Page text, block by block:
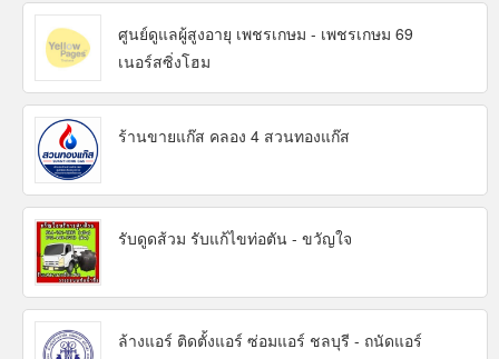
ศูนย์ดูแลผู้สูงอายุ เพชรเกษม - เพชรเกษม 69
เนอร์สซิ่งโฮม
ร้านขายแก๊ส คลอง 4 สวนทองแก๊ส
รับดูดส้วม รับแก้ไขท่อตัน - ขวัญใจ
ล้างแอร์ ติดตั้งแอร์ ซ่อมแอร์ ชลบุรี - ถนัดแอร์